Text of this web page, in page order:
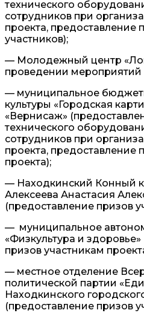
технического
сотрудников при
проекта,
участников);
— Молодежный центр
проведении мероприятий
— муниципальное
культуры «Городская
«Вернисаж»
технического
сотрудников при
проекта, предоставление
проекта);
— Находкинский Конный
Алексеева Анастасия
(предоставление призов
— муниципальное
«Физкультура и
призов участникам
— местное отделение
политической партии
Находкинского
(предоставление призов